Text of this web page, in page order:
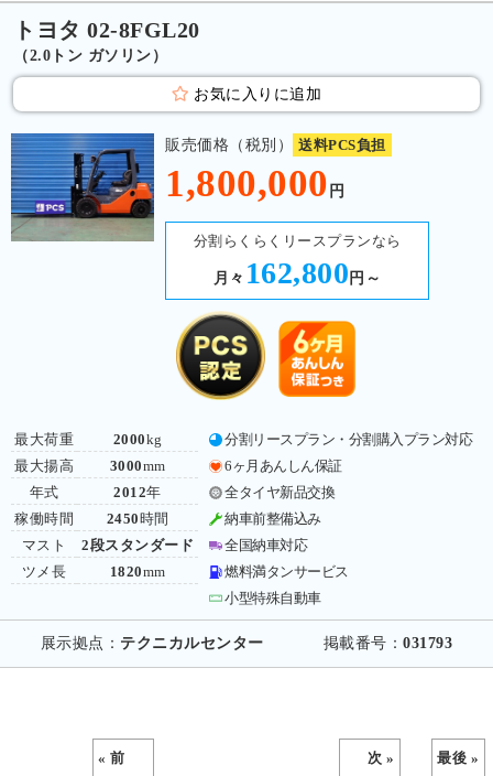
トヨタ 02-8FGL20
（2.0トン ガソリン）
お気に入りに追加
販売価格（税別） 送料PCS負担
1,800,000 円
分割らくらくリースプランなら
月々 162,800 円～
最大荷重
最大揚高
年式
稼働時間
マスト
ツメ長
2000kg
3000mm
2012年
2450 時間
2段スタンダード
1820mm
分割リースプラン・分割購入プラン対応
6ヶ月あんしん保証
全タイヤ新品交換
納車前整備込み
全国納車対応
燃料満タンサービス
小型特殊自動車
展示拠点： テクニカルセンター 掲載番号：031793
« 前 次 » 最後 »